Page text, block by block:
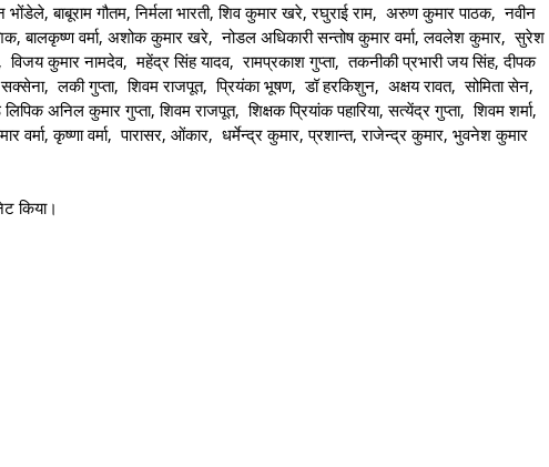
बाबूराम गौतम, निर्मला भारती, शिव कुमार खरे, रघुराई राम, अरुण कुमार पाठक, नवीन
बालकृष्ण वर्मा, अशोक कुमार खरे, नोडल अधिकारी सन्तोष कुमार वर्मा, लवलेश कुमार, सुरेश
कुमार नामदेव, महेंद्र सिंह यादव, रामप्रकाश गुप्ता, तकनीकी प्रभारी जय सिंह, दीपक
लकी गुप्ता, शिवम राजपूत, प्रियंका भूषण, डॉ हरकिशुन, अक्षय रावत, सोमिता सेन,
अनिल कुमार गुप्ता, शिवम राजपूत, शिक्षक प्रियांक पहारिया, सत्येंद्र गुप्ता, शिवम शर्मा,
कृष्णा वर्मा, पारासर, ओंकार, धर्मेन्द्र कुमार, प्रशान्त, राजेन्द्र कुमार, भुवनेश कुमार
किया।